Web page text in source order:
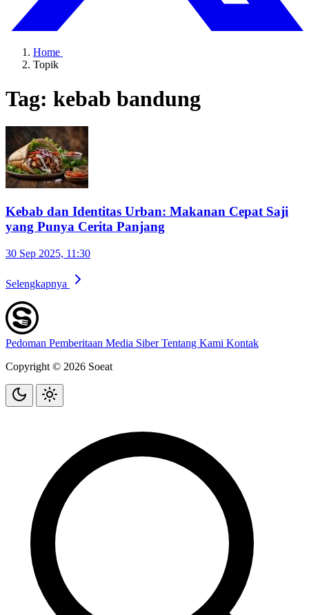
Home
Topik
Tag: kebab bandung
Kebab dan Identitas Urban: Makanan Cepat Saji
yang Punya Cerita Panjang
30 Sep 2025, 11:30
Selengkapnya
Pedoman Pemberitaan Media SiberTentang Kami Kontak
Copyright © 2026 Soeat